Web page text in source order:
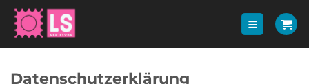
Zum
Inhalt
springen
Datenschutzerklärung